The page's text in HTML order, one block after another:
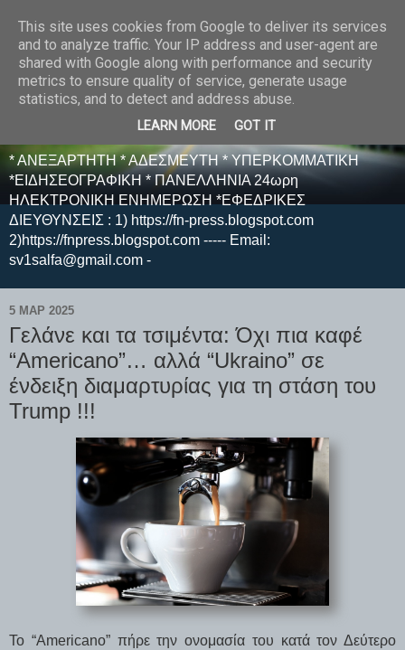
E F E N P R E S S -
ΗΛΕΚΤΡΟΝΙΚΗ
ΕΦΗΜΕΡΙΔΑ
* ΑΝΕΞΑΡΤΗΤΗ * ΑΔΕΣΜΕΥΤΗ * ΥΠΕΡΚΟΜΜΑΤΙΚΗ
*ΕΙΔΗΣΕΟΓΡΑΦΙΚΗ * ΠΑΝΕΛΛΗΝΙΑ 24ωρη
ΗΛΕΚΤΡΟΝΙΚΗ ΕΝΗΜΕΡΩΣΗ *ΕΦΕΔΡΙΚΕΣ
ΔΙΕΥΘΥΝΣΕΙΣ : 1) https://fn-press.blogspot.com
2)https://fnpress.blogspot.com ----- Email:
sv1salfa@gmail.com -
5 ΜΑΡ 2025
Γελάνε και τα τσιμέντα: Όχι πια καφέ
“Americano”… αλλά “Ukraino” σε
ένδειξη διαμαρτυρίας για τη στάση του
Trump !!!
Το “Americano” πήρε την ονομασία του κατά τον Δεύτερο
This site uses cookies from Google to deliver its services
and to analyze traffic. Your IP address and user-agent are
shared with Google along with performance and security
metrics to ensure quality of service, generate usage
statistics, and to detect and address abuse.
LEARN MORE GOT IT